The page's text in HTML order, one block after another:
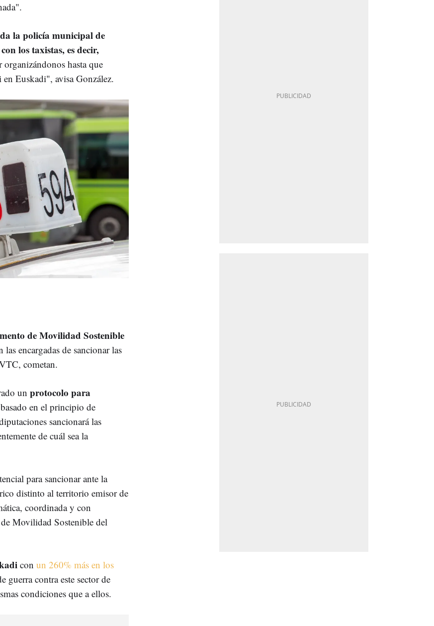
la policía municipal de
los taxistas, es decir,
hasta que
Euskadi", avisa González.
de Movilidad Sostenible
encargadas de sancionar las
cometan.
un protocolo para
en el principio de
sancionará las
de cuál sea la
para sancionar ante la
distinto al territorio emisor de
coordinada y con
Movilidad Sostenible del
con un 260% más en los
guerra contra este sector de
condiciones que a ellos.